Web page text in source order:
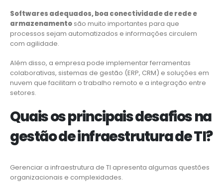
Softwares adequados, boa conectividade de rede e
armazenamento são muito importantes para que
processos sejam automatizados e informações circulem
com agilidade.
Além disso, a empresa pode implementar ferramentas
colaborativas, sistemas de gestão (ERP, CRM) e soluções em
nuvem que facilitam o trabalho remoto e a integração entre
setores.
Quais os principais desafios na
gestão de infraestrutura de TI?
Gerenciar a infraestrutura de TI apresenta algumas questões
organizacionais e complexidades.